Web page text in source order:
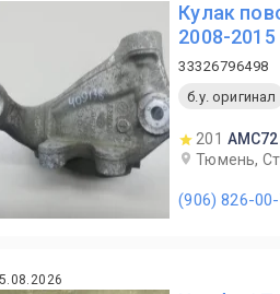
Кулак
2008-2015
33326796498
б.у. оригинал
201 AMC72
Тюмень,
(906) 826-00-